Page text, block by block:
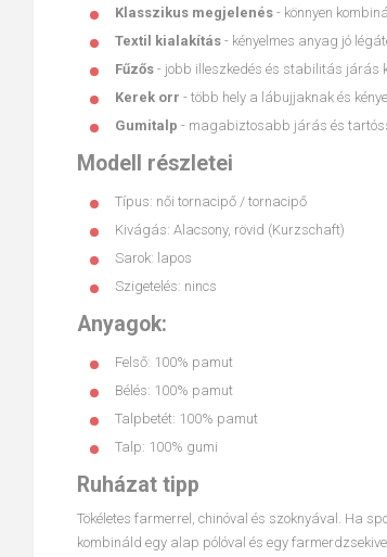
Klasszikus megjelenés - könnyen
Textil kialakítás - kényelmes anyag jó
Fűzős - jobb illeszkedés és stabilitás járás
Kerek orr - több hely a lábujjaknak és
Gumitalp - magabiztosabb járás és
Modell részletei
Típus: női tornacipő / tornacipő
Kivágás: Alacsony, rövid (Kurzschaft)
Sarok: lapos
Szigetelés: nincs
Anyagok:
Felső: 100% pamut
Bélés: 100% pamut
Talpbetét: 100% pamut
Talp: 100% gumi
Ruházat tipp
Tökéletes farmerrel, chinóval és szoknyával. Ha
kombináld egy alap pólóval és egy farmerdzsekivel.